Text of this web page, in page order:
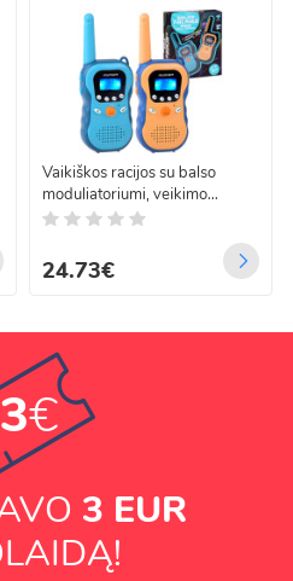
Vaikiškos racijos su balso
moduliatoriumi, veikimo
nuotolis apie 3 km, ZA4300
24.73€
3€
3 EUR